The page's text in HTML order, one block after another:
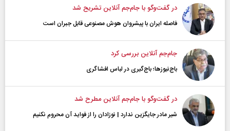
در گفت‌و‌گو با جام‌جم آنلاین تشریح شد
فاصله ایران با پیشرو‌ان هوش مصنوعی قابل جبران است
جام‌جم آنلاین بررسی کرد
باج‌نیوزها؛ باج‌گیری در لباس افشاگری
در گفت‌و‌گو با جام‌جم آنلاین مطرح شد
شیر مادر جایگزین ندارد | نوزادان را از فواید آن محروم نکنیم